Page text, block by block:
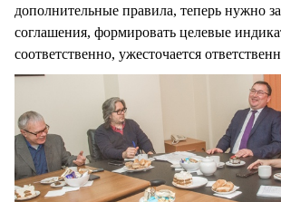
дополнительные правила, теперь нужно
соглашения, формировать целевые
соответственно, ужесточается